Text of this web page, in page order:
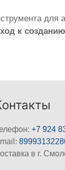
для
к
+7 924
в г.